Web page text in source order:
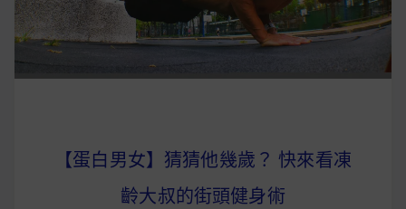
【蛋白男女】猜猜他幾歲？ 快來看凍
齡大叔的街頭健身術